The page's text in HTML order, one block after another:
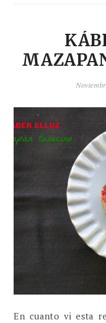
En cuanto vi esta